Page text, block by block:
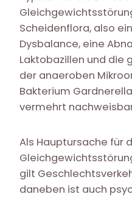
Scheidenflora, also
Dysbalance, eine
Laktobazillen und die
der anaeroben
Bakterium
vermehrt
Als Hauptursache für
gilt
daneben ist auch